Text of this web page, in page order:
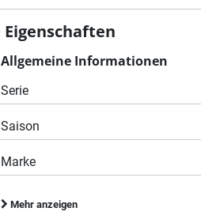
Eigenschaften
Allgemeine Informationen
Serie
Saison
Marke
Mehr anzeigen